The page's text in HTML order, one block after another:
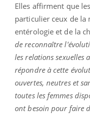
Elles affirment que
particulier ceux de la
entérologie et de la
de reconnaître
les relations sexuelles
répondre à cette
ouvertes, neutres et
toutes les femmes
ont besoin pour faire